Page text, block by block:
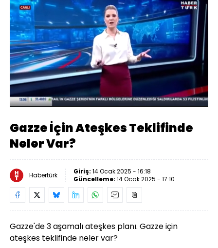
Sesi
Aç
Yüklendi:
12.38%
Oynatma
Hızı
Gazze İçin Ateşkes Teklifinde
Neler Var?
Habertürk Giriş: 14 Ocak 2025 - 16:18
Güncelleme: 14 Ocak 2025 - 17:10
Gazze'de 3 aşamalı ateşkes planı. Gazze için
ateşkes teklifinde neler var?